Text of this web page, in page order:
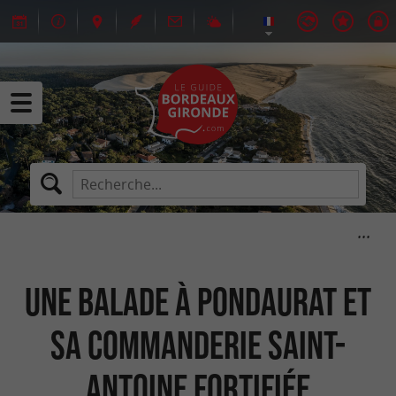
Une balade à Pondaurat et
sa commanderie Saint-